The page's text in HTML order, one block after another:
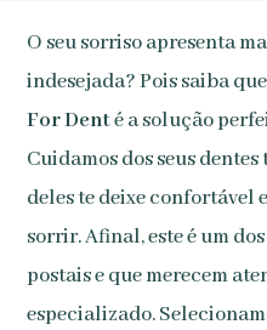
O seu sorriso apresenta
indesejada? Pois saiba
For Denté a solução
Cuidamos dos seus
deles te deixe
sorrir. Afinal, este é um
postais e que merecem
especializado.